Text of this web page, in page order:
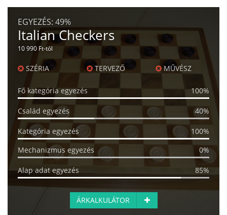
EGYEZÉS: 49%
Italian Checkers
10 990 Ft-tól
SZÉRIA TERVEZŐ MŰVÉSZ
Fő kategória egyezés 100%
Család egyezés 40%
Kategória egyezés
100%
Mechanizmus egyezés
0%
Alap adat egyezés 85%
ÁRKALKULÁTOR